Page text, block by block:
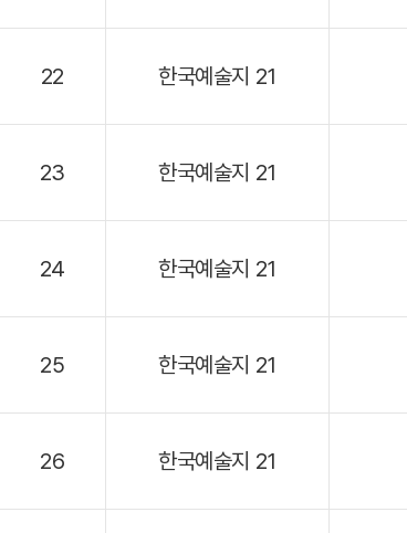
22 한국예술지 21
23 한국예술지 21
24 한국예술지 21
25 한국예술지 21
26 한국예술지 21